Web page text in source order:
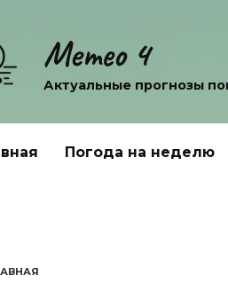
Метео 4
Актуальные прогнозы
Погода на неделю